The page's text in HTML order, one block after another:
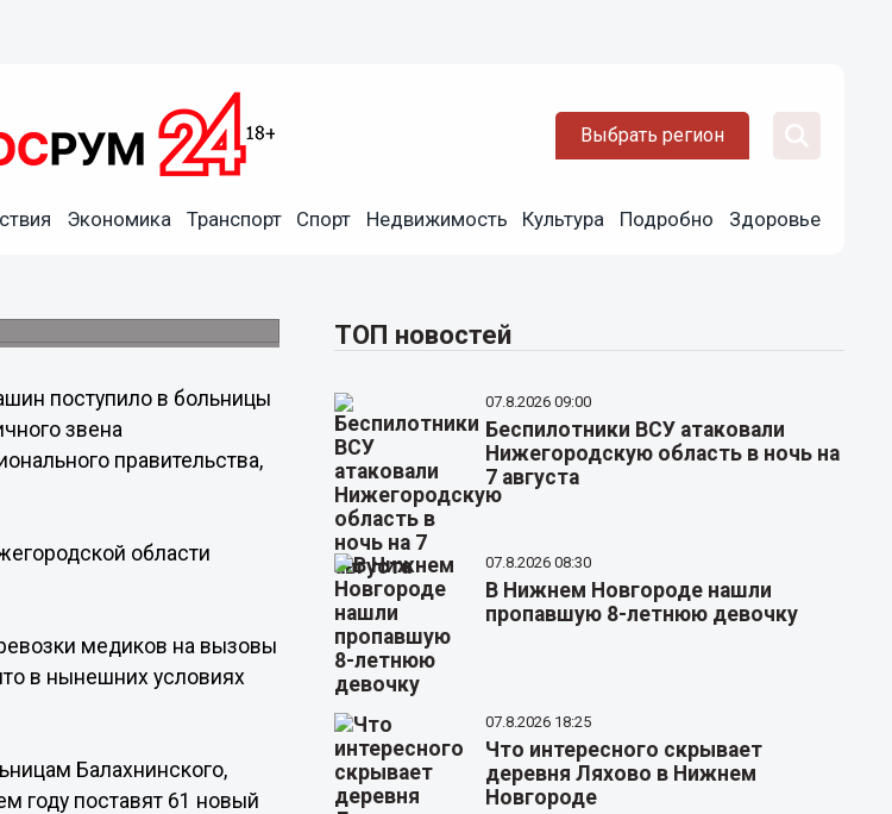
Выбрать регион
Экономика Транспорт Спорт Недвижимость Культура Подробно Здоровье
поступило в больницы
звена
правительства,
области
медиков на вызовы
в нынешних условиях
Балахнинского,
году поставят 61 новый
ТОП новостей
07.8.2026 09:00
Беспилотники ВСУ атаковали
Нижегородскую область в ночь на
7 августа
07.8.2026 08:30
В Нижнем Новгороде нашли
пропавшую 8-летнюю девочку
07.8.2026 18:25
Что интересного скрывает
деревня Ляхово в Нижнем
Новгороде